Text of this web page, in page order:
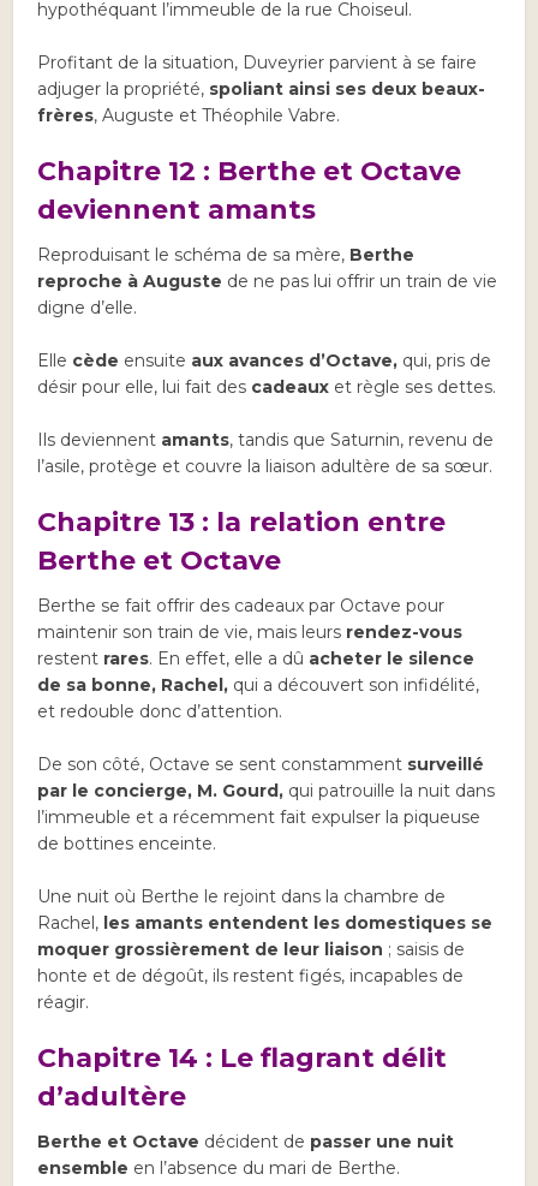
hypothéquant l’immeuble de la rue Choiseul.
Profitant de la situation, Duveyrier parvient à se faire
adjuger la propriété, spoliant ainsi ses deux beaux-
frères, Auguste et Théophile Vabre.
Chapitre 12 : Berthe et Octave
deviennent amants
Reproduisant le schéma de sa mère, Berthe
reproche à Auguste de ne pas lui offrir un train de vie
digne d’elle.
Elle cède ensuite aux avances d’Octave, qui, pris de
désir pour elle, lui fait des cadeaux et règle ses dettes.
Ils deviennent amants, tandis que Saturnin, revenu de
l’asile, protège et couvre la liaison adultère de sa sœur.
Chapitre 13 : la relation entre
Berthe et Octave
Berthe se fait offrir des cadeaux par Octave pour
maintenir son train de vie, mais leurs rendez-vous
restent rares. En effet, elle a dû acheter le silence
de sa bonne, Rachel, qui a découvert son infidélité,
et redouble donc d’attention.
De son côté, Octave se sent constamment surveillé
par le concierge, M. Gourd, qui patrouille la nuit dans
l’immeuble et a récemment fait expulser la piqueuse
de bottines enceinte.
Une nuit où Berthe le rejoint dans la chambre de
Rachel, les amants entendent les domestiques se
moquer grossièrement de leur liaison ; saisis de
honte et de dégoût, ils restent figés, incapables de
réagir.
Chapitre 14 : Le flagrant délit
d’adultère
Berthe et Octave décident de passer une nuit
ensemble en l’absence du mari de Berthe.